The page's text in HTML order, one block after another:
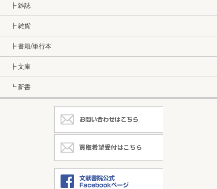
┣ 雑誌
┣ 雑貨
┣ 書籍/単行本
┣ 文庫
┗ 新書